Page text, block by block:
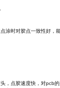
涂时对胶点一致性好，
，点胶速度快，对pcb